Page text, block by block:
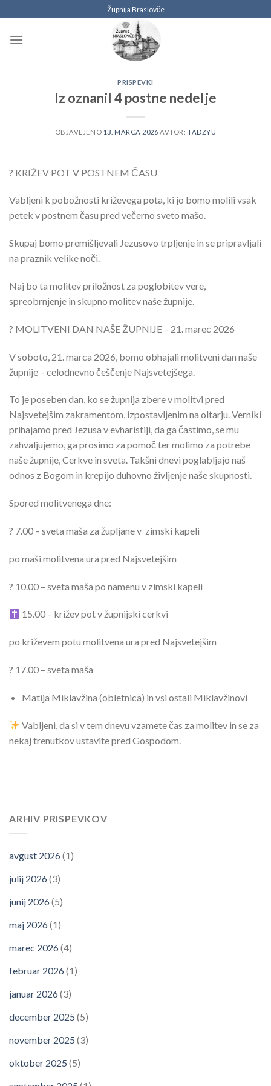
na
vsebino
Župnija Braslovče
PRISPEVKI
Iz oznanil 4 postne nedelje
OBJAVLJENO 13. MARCA 2026 AVTOR:TADZYU
? KRIŽEV POT V POSTNEM ČASU
Vabljeni k pobožnosti križevega pota, ki jo bomo molili vsak
petek v postnem času pred večerno sveto mašo.
Skupaj bomo premišljevali Jezusovo trpljenje in se pripravljali
na praznik velike noči.
Naj bo ta molitev priložnost za poglobitev vere,
spreobrnjenje in skupno molitev naše župnije.
? MOLITVENI DAN NAŠE ŽUPNIJE – 21. marec 2026
V soboto, 21. marca 2026, bomo obhajali molitveni dan naše
župnije – celodnevno češčenje Najsvetejšega.
To je poseben dan, ko se župnija zbere v molitvi pred
Najsvetejšim zakramentom, izpostavljenim na oltarju. Verniki
prihajamo pred Jezusa v evharistiji, da ga častimo, se mu
zahvaljujemo, ga prosimo za pomoč ter molimo za potrebe
naše župnije, Cerkve in sveta. Takšni dnevi poglabljajo naš
odnos z Bogom in krepijo duhovno življenje naše skupnosti.
Spored molitvenega dne:
? 7.00 – sveta maša za župljane v zimski kapeli
po maši molitvena ura pred Najsvetejšim
? 10.00 – sveta maša po namenu v zimski kapeli
15.00 – križev pot v župnijski cerkvi
po križevem potu molitvena ura pred Najsvetejšim
? 17.00 – sveta maša
Matija Miklavžina (obletnica) in vsi ostali Miklavžinovi
Vabljeni, da si v tem dnevu vzamete čas za molitev in se za
nekaj trenutkov ustavite pred Gospodom.
ARHIV PRISPEVKOV
avgust 2026(1)
julij 2026(3)
junij 2026(5)
maj 2026(1)
marec 2026(4)
februar 2026(1)
januar 2026(3)
december 2025 (5)
november 2025 (3)
oktober 2025 (5)